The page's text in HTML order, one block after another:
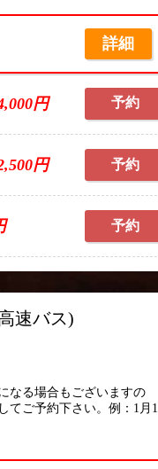
詳細
円 予約
円 予約
予約
速バス)
なる場合もございますの
てご予約下さい。例：1月1